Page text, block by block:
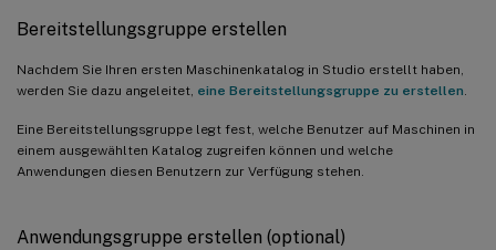
Bereitstellungsgruppe erstellen
Nachdem Sie Ihren ersten Maschinenkatalog in Studio erstellt haben,
werden Sie dazu angeleitet, eine Bereitstellungsgruppe zu erstellen
Eine Bereitstellungsgruppe legt fest, welche Benutzer auf Maschinen in
einem ausgewählten Katalog zugreifen können und welche
Anwendungen diesen Benutzern zur Verfügung stehen.
Anwendungsgruppe erstellen (optional)